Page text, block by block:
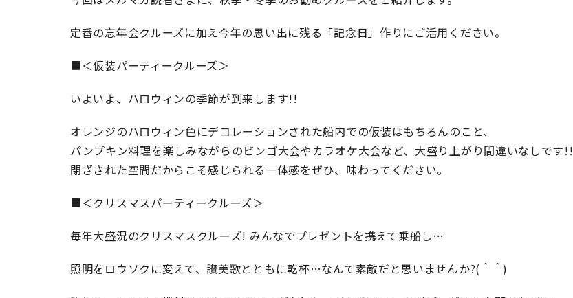
定番の忘年会クルーズに加え今年の思い出に残る「記念日」作りにご活用ください。
■＜仮装パーティークルーズ＞
いよいよ、ハロウィンの季節が到来します!!
オレンジのハロウィン色にデコレーションされた船内での仮装はもちろんのこと、
パンプキン料理を楽しみながらのビンゴ大会やカラオケ大会など、大盛り上がり間違いなしです!!
閉ざされた空間だからこそ感じられる一体感をぜひ、味わってください。
■＜クリスマスパーティークルーズ＞
毎年大盛況のクリスマスクルーズ! みんなでプレゼントを携えて乗船し…
照明をロウソクに変えて、讃美歌とともに乾杯…なんて素敵だと思いませんか?(＾＾)